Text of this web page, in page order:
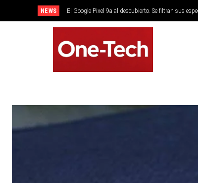
NEWS El Google Pixel 9a al descubierto. Se filtran sus